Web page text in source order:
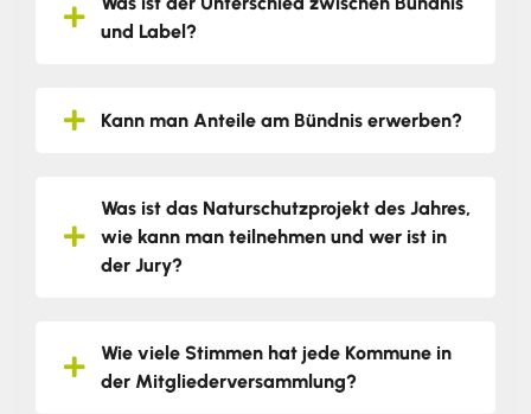
und Label?
Kann man Anteile am Bündnis erwerben?
Was ist das Naturschutzprojekt des Jahres,
wie kann man teilnehmen und wer ist in
der Jury?
Wie viele Stimmen hat jede Kommune in
der Mitgliederversammlung?